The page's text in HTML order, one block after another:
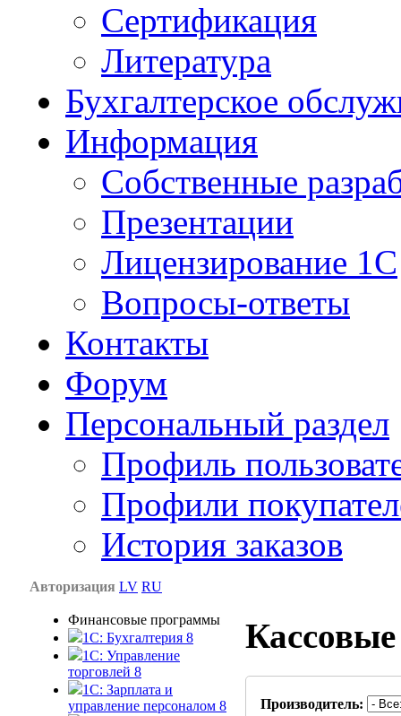
Сертификация
Литература
Бухгалтерское
Информация
Собственные
Презентации
Лицензирование 1С
Вопросы-ответы
Контакты
Форум
Персональный раздел
Профиль
Профили
История заказов
Авторизация LV RU
Финансовые программы
1С: Бухгалтерия 8
1C: Управление
торговлей 8
1C: Зарплата и
управление персоналом 8
Производитель: